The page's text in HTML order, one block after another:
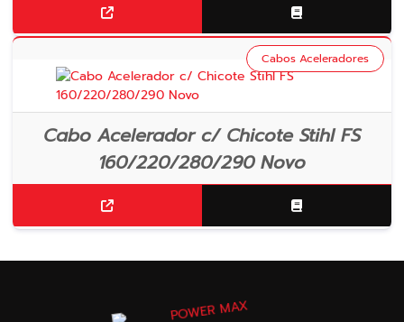
Cabo Acelerador c/ Chicote Stihl FS
160/220/280/290 Novo
Cabos Aceleradores